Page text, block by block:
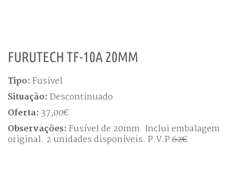
FURUTECH TF-10A 20MM
Tipo: Fusível
Situação: Descontinuado
Oferta: 37,00€
Observações: Fusível de 20mm. Inclui embalagem
original. 2 unidades disponíveis. P.V.P 62€